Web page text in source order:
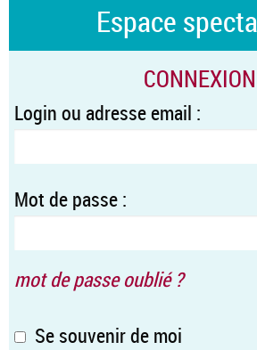
Espace
CONNEXION
Login ou adresse email :
Mot de passe :
mot de passe oublié ?
Se souvenir de moi